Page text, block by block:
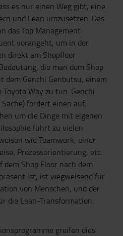
es nur einen Weg gibt, eine
und Lean umzusetzen. Das
das Top Management
vorangeht, um in der
direkt am Shopfloor
die man dem Shop
dem Genchi Genbutsu, einem
Way zu tun. Genchi
fordert einen auf,
um die Dinge mit eigenen
führt zu vielen
wie Teamwork, einer
Prozessorientierung, etc.
dem Shop Floor nach dem
ist, ist wegweisend für
von Menschen, und der
die Lean-Transformation.
greifen dies